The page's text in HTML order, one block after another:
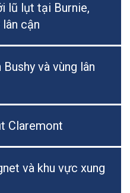
lũ lụt tại Burnie,
cận
và vùng lân
Claremont
và khu vực xung